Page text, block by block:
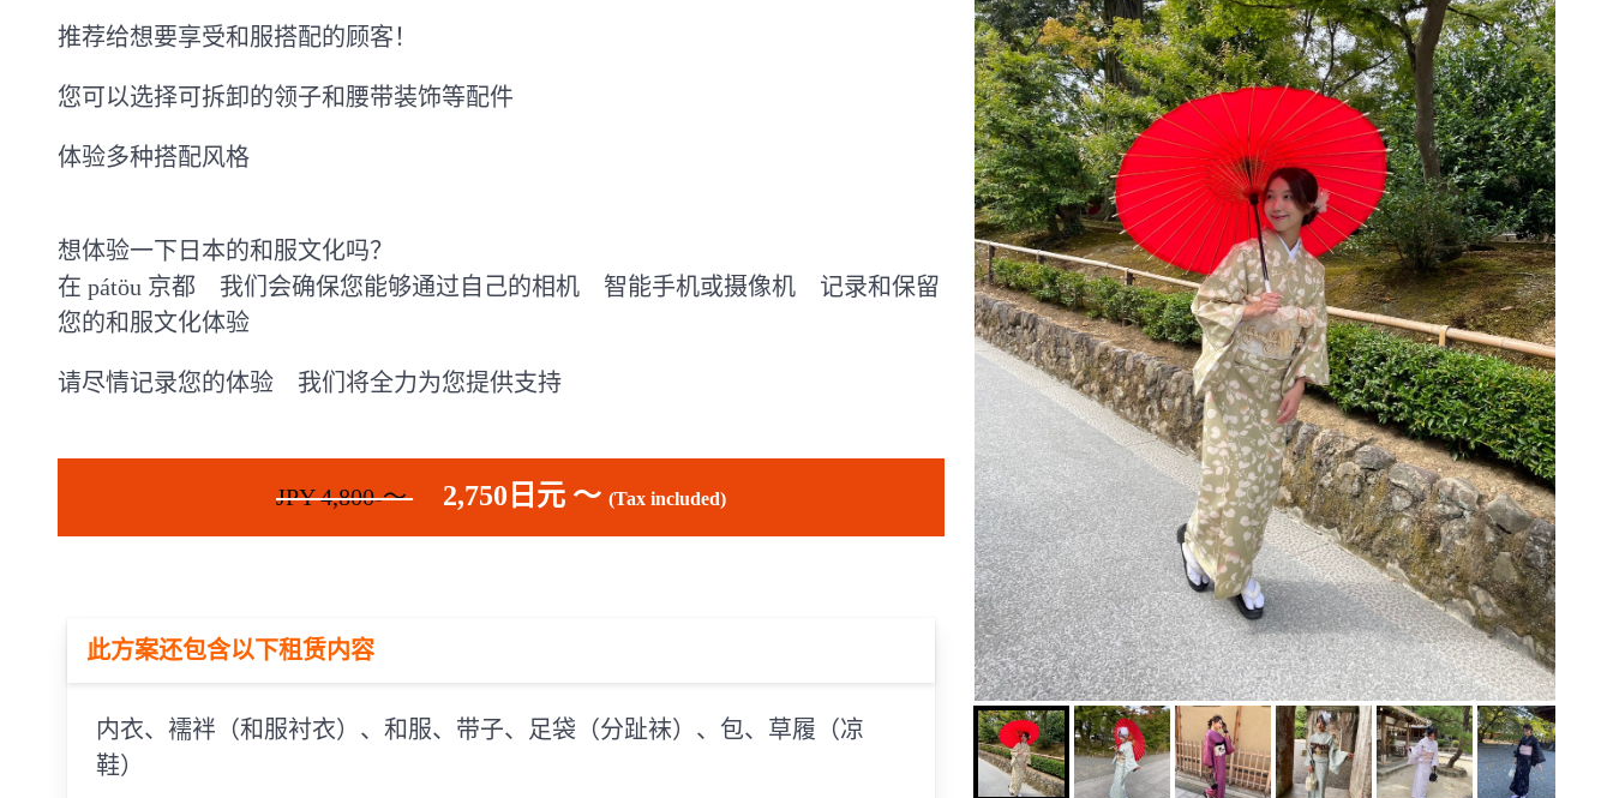
推荐给想要享受和服搭配的顾客！
您可以选择可拆卸的领子和腰带装饰等配件
体验多种搭配风格
想体验一下日本的和服文化吗？
在 pátöu 京都 我们会确保您能够通过自己的相机 智能手机或摄像机 记录和保留
您的和服文化体验
请尽情记录您的体验 我们将全力为您提供支持
JPY 4,800-〜 2,750日元 〜(Tax included)
此方案还包含以下租赁内容
内衣、襦袢（和服衬衣）、和服、带子、足袋（分趾袜）、包、草履（凉
鞋）